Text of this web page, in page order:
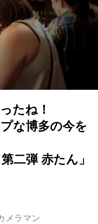
たね！
な博多の今を
二弾 赤たん」
メラマン